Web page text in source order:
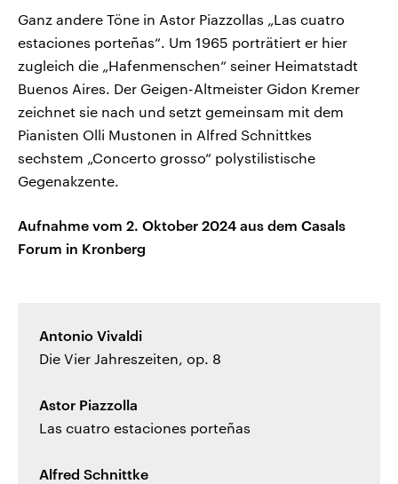
Ganz andere Töne in Astor Piazzollas „Las cuatro
estaciones porteñas“. Um 1965 porträtiert er hier
zugleich die „Hafenmenschen“ seiner Heimatstadt
Buenos Aires. Der Geigen-Altmeister Gidon Kremer
zeichnet sie nach und setzt gemeinsam mit dem
Pianisten Olli Mustonen in Alfred Schnittkes
sechstem „Concerto grosso“ polystilistische
Gegenakzente.
Aufnahme vom 2. Oktober 2024 aus dem Casals
Forum in Kronberg
Antonio Vivaldi
Die Vier Jahreszeiten, op. 8
Astor Piazzolla
Las cuatro estaciones porteñas
Alfred Schnittke